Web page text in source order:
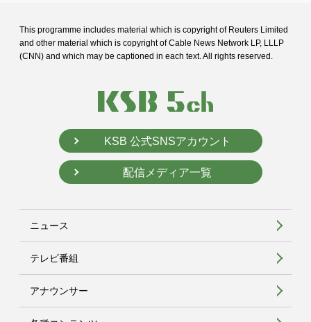
This programme includes material which is copyright of Reuters Limited
and other material which is copyright of Cable News Network LP, LLLP
(CNN) and which may be captioned in each text. All rights reserved.
KSB 公式SNSアカウント
配信メディア一覧
ニュース
テレビ番組
アナウンサー